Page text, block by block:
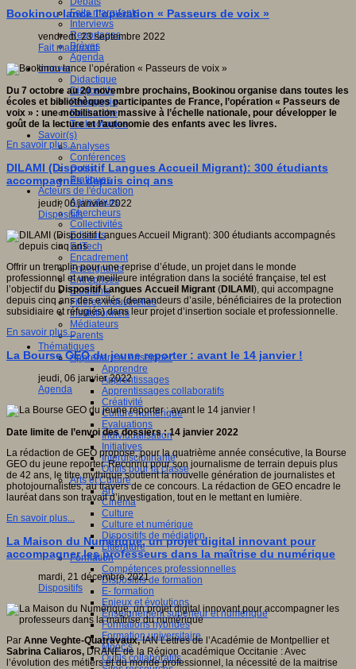
Faits marquants
Interviews
Reportages
Brèves
Agenda
Innover
Didactique
Dispositifs
Pédagogie
Recherche
Technologies
Savoir(s)
Analyses
Conférences
Outils
Pratiques
Acteurs de l'éducation
Animateurs
Chercheurs
Collectivités
Editeurs
EdTech
Encadrement
Enseignants
Entreprises
Etudiants
Filières industrielles
Institutionnels
Médiateurs
Parents
Thématiques
Apprendre et enseigner
Apprendre
Apprentissages
Apprentissages collaboratifs
Créativité
Culture numérique
Evaluations
Individualisation
Initiatives
Interdisciplinarité
Outils pour la classe
Arts et Culture
Art
Cinéma
Culture
Culture et numérique
Dispositifs de médiation
Littérature
Formation
Compétences professionnelles
Dispositifs de formation
E- formation
Enjeux et évolutions
Enseignement supérieur et numérique
Formations hybrides
Formation universitaire
Mooc’s
Outils collaboratifs
Bookinou lance l’opération « Passeurs de voix »
vendredi, 23 septembre 2022
Fait marquant
Du 7 octobre au 20 novembre prochains, Bookinou organise dans toutes les
écoles et bibliothèques participantes de France, l’opération « Passeurs de
voix » : une mobilisation massive à l’échelle nationale, pour développer le
goût de la lecture et l’autonomie des enfants avec les livres.
En savoir plus...
DILAMI (Dispositif Langues Accueil Migrant): 300 étudiants
accompagnés depuis cinq ans
jeudi, 06 janvier 2022
Dispositifs
Offrir un tremplin pour une reprise d’étude, un projet dans le monde
professionnel et une meilleure intégration dans la société française, tel est
l’objectif du Dispositif Langues Accueil Migrant (DILAMI ), qui accompagne
depuis cinq ans des exilés (demandeurs d’asile, bénéficiaires de la protection
subsidiaire et réfugiés) dans leur projet d’insertion sociale et professionnelle.
En savoir plus...
La Bourse GEO du jeune reporter : avant le 14 janvier !
jeudi, 06 janvier 2022
Agenda
Date limite de l’envoi des dossiers : 14 janvier 2022
La rédaction de GEO propose, pour la quatrième année consécutive, la Bourse
GEO du jeune reporter. Reconnu pour son journalisme de terrain depuis plus
de 42 ans, le titre mythique soutient la nouvelle génération de journalistes et
photojournalistes, au travers de ce concours. La rédaction de GEO encadre le
lauréat dans son travail d’investigation, tout en le mettant en lumière.
En savoir plus...
La Maison du Numérique, un projet digital innovant pour
accompagner les professeurs dans la maîtrise du numérique
mardi, 21 décembre 2021
Dispositifs
Par Anne Veghte-Quatravaux,IAN Lettres de l’Académie de Montpellier et
Sabrina Caliaros, DRANE de la Région académique Occitanie : Avec
l’évolution des métiers et du monde professionnel, la nécessité de la maitrise